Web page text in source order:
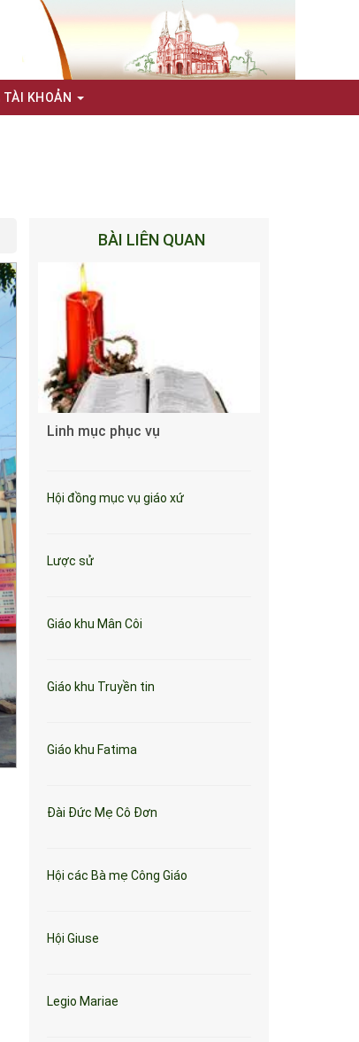
TÀI KHOẢN
BÀI LIÊN QUAN
Linh mục phục vụ
Hội đồng mục vụ giáo xứ
Lược sử
Giáo khu Mân Côi
Giáo khu Truyền tin
Giáo khu Fatima
Đài Đức Mẹ Cô Đơn
Hội các Bà mẹ Công Giáo
Hội Giuse
Legio Mariae